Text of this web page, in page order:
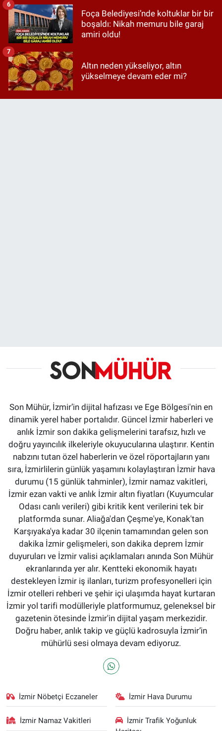
Foça Belediyesi’nde koltuklar bir bir
boşaldı: Nikah memuru bile garaj
amiri oldu!
6
Altın neden yükseliyor, altın
yükselmeye devam eder mi?
7
Son Mühür, İzmir’in dijital hafızası ve Ege Bölgesi'nin en
dinamik yerel haber portalıdır. Güncel İzmir haberleri ve
anlık İzmir son dakika gelişmelerini tarafsız, hızlı ve
doğru yayıncılık ilkeleriyle okuyucularına ulaştırır. Kentin
nabzını tutan özel haberlerin ve özel röportajların yanı
sıra, İzmirlilerin günlük yaşamını kolaylaştıran İzmir hava
durumu (15 günlük tahminler), İzmir namaz vakitleri,
İzmir ezan vakti ve anlık İzmir altın fiyatları (Kuyumcular
Odası canlı verileri) gibi kritik kent verilerini tek bir
platformda sunar. Aliağa'dan Çeşme'ye, Konak'tan
Karşıyaka'ya kadar 30 ilçenin tamamından gelen son
dakika İzmir gelişmeleri, son dakika deprem İzmir
duyuruları ve İzmir valisi açıklamaları anında Son Mühür
ekranlarında yer alır. Kentteki ekonomik hayatı
destekleyen İzmir iş ilanları, turizm profesyonelleri için
İzmir otelleri rehberi ve şehir içi ulaşımda hayat kurtaran
İzmir yol tarifi modülleriyle platformumuz, geleneksel bir
gazetenin ötesinde İzmir'in dijital yaşam merkezidir.
Doğru haber, anlık takip ve güçlü kadrosuyla İzmir’in
mühürlü sesi olmaya devam ediyoruz.
İzmir Nöbetçi Eczaneler İzmir Hava Durumu
İzmir Namaz Vakitleri
İzmir Trafik Yoğunluk